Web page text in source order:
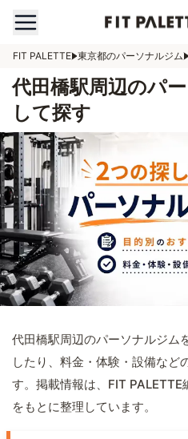
FIT PALETTE 東京都のパーソナルジム
代田橋駅周辺のパ
して探す
代田橋駅周辺のパーソナルジム
したり、料金・体験・設備など
す。掲載情報は、FIT
をもとに整理しています。